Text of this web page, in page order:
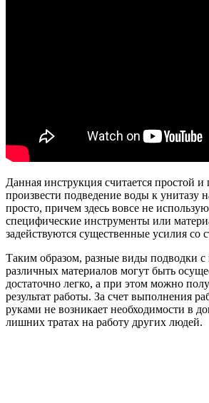
Данная инструкция считается простой
произвести подведение воды к унитазу
просто, причем здесь вовсе не
специфические инструменты или
задействуются существенные усилия со
Таким образом, разные виды подводки
различных материалов могут быть
достаточно легко, а при этом можно
результат работы. За счет выполнения
руками не возникает необходимости в
лишних тратах на работу других людей.